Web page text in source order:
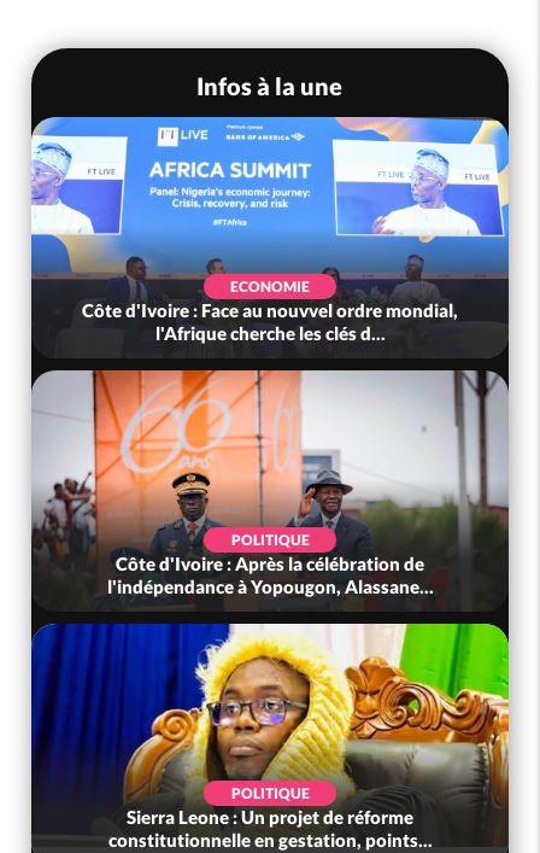
Infos à la une
ECONOMIE
Côte d'Ivoire : Face au nouvvel ordre mondial,
l'Afrique cherche les clés d...
POLITIQUE
Côte d'Ivoire : Après la célébration de
l'indépendance à Yopougon, Alassane...
POLITIQUE
Sierra Leone : Un projet de réforme
constitutionnelle en gestation, points...